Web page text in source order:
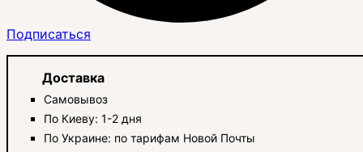
Подписаться
Доставка
Самовывоз
По Киеву: 1-2 дня
По Украине: по тарифам Новой Почты